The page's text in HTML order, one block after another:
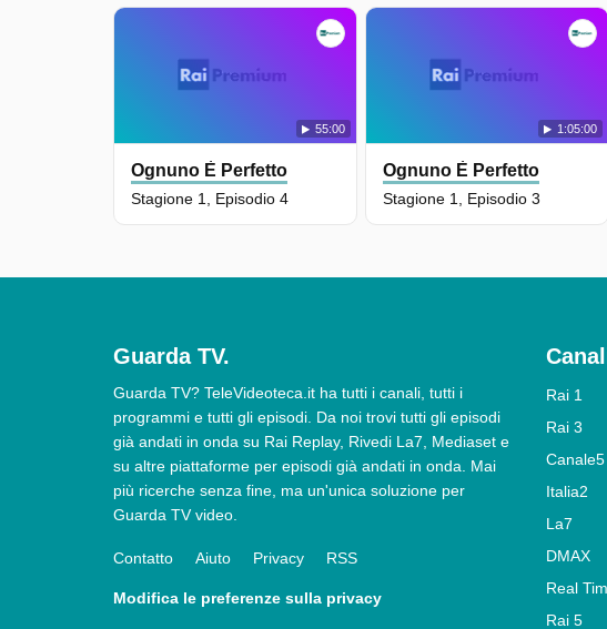
55:00
Ognuno È Perfetto
Stagione 1, Episodio 4
1:05:00
Ognuno È Perfetto
Stagione 1, Episodio 3
Guarda TV.
Guarda TV? TeleVideoteca.it ha tutti i canali, tutti i
programmi e tutti gli episodi. Da noi trovi tutti gli episodi
già andati in onda su Rai Replay, Rivedi La7, Mediaset e
su altre piattaforme per episodi già andati in onda. Mai
più ricerche senza fine, ma un'unica soluzione per
Guarda TV video.
Contatto Aiuto Privacy RSS
Modifica le preferenze sulla privacy
Rai 1
Rai 3
Canale5
Italia2
La7
DMAX
Real
Rai 5